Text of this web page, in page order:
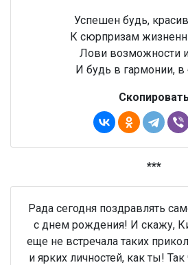
Успешен будь,
К сюрпризам
Лови возможности
И будь в гармонии, в
***
Рада сегодня поздравлять
с днем рождения! И скажу,
еще не встречала таких
и ярких личностей, как ты!